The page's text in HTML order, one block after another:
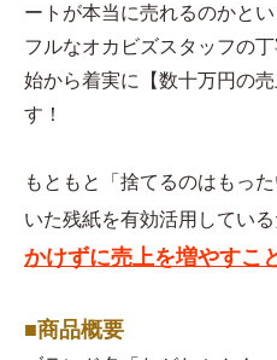
ートが本当に売れるのかと
フルなオカビズスタッフの
始から着実に【数十万円の
す！
もともと「捨てるのはもっ
いた残紙を有効活用してい
かけずに売上を増やすこ
■商品概要